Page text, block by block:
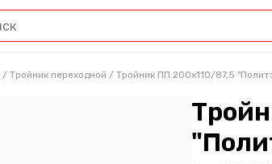
/ Тройник переходной / Тройник ПП 200х110/87,5